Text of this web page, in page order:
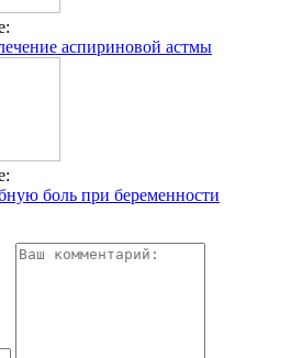
аспириновой астмы
боль при беременности